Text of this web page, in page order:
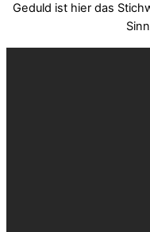
Geduld ist hier das